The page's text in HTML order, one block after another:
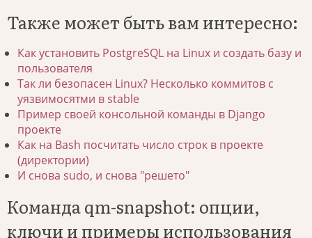
Также может быть вам интересно:
Как установить PostgreSQL на Linux и создать базу и
пользователя
Так ли безопасен Linux? Несколько коммитов с
уязвимосятми в stable
Пример своей консольной команды в Django
проекте
Как на Bash посчитать число строк в проекте
(директории)
И снова sudo, и снова "решето"
Команда qm-snapshot: опции,
ключи и примеры использования